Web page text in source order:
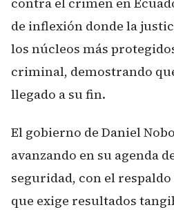
de inflexión donde la
los núcleos más
criminal, demostrando
llegado a su fin.
El gobierno de Daniel
avanzando en su agenda
seguridad, con el
que exige resultados